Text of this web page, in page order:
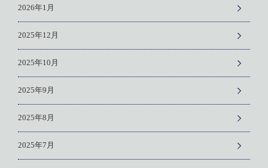
2026年1月
2025年12月
2025年10月
2025年9月
2025年8月
2025年7月